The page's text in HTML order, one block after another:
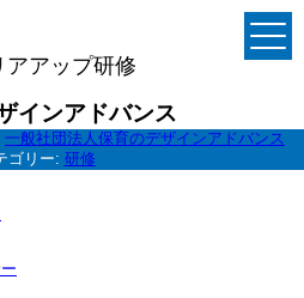
アップ研修
インアドバンス
一般社団法人保育のデザインアドバンス
ゴリー: 研修